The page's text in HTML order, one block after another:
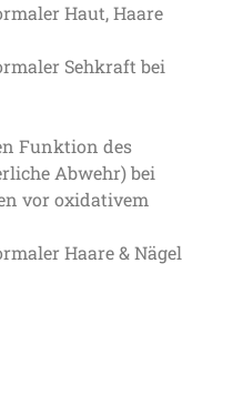
Haut, Haare
Sehkraft bei
Funktion des
Abwehr) bei
vor oxidativem
Haare & Nägel